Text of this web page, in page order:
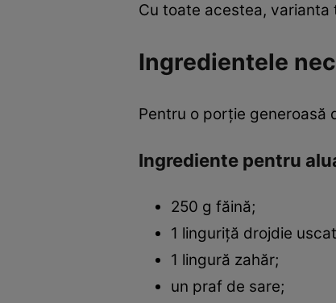
Cu toate acestea,
Ingredientele
Pentru o porție generoasă
Ingrediente pentru
250 g făină;
1 linguriță drojdie
1 lingură zahăr;
un praf de sare;